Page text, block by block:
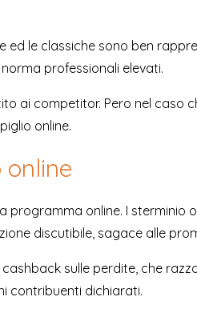
le classiche sono ben
professionali elevati.
ai competitor. Pero nel
online.
online. I sterminio
discutibile, sagace alle
sulle perdite, che
contribuenti dichiarati.